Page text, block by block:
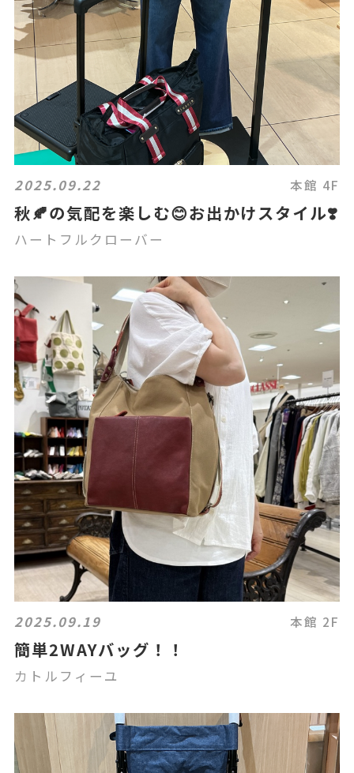
2025.09.22 本館 4F
秋🍂の気配を楽しむ😊お出かけスタイル❣️
ハートフルクローバー
2025.09.19 本館 2F
簡単2WAYバッグ！！
カトルフィーユ